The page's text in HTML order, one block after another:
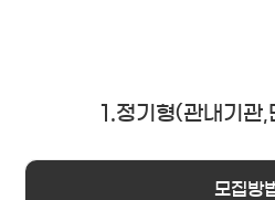
1.정기형(관내기관,
모집방